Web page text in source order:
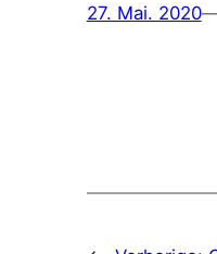
27. Mai. 2020